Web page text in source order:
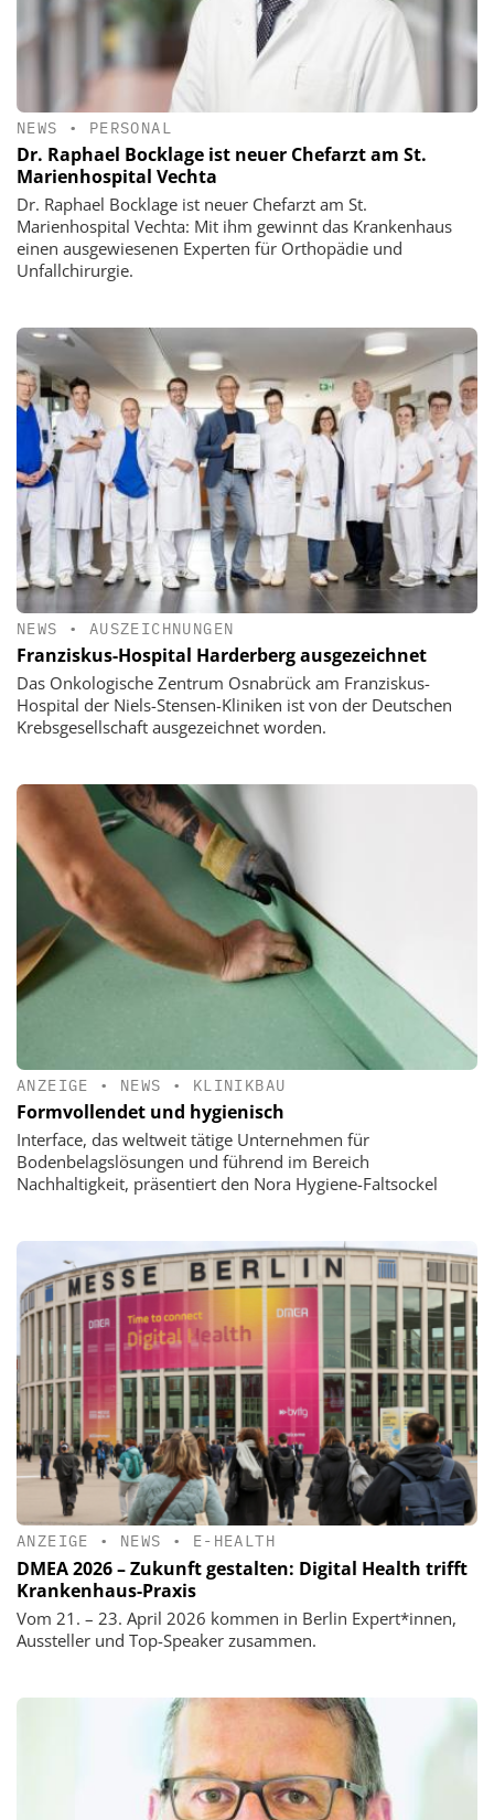
NEWS • PERSONAL
Dr. Raphael Bocklage ist neuer Chefarzt am St.
Marienhospital Vechta
Dr. Raphael Bocklage ist neuer Chefarzt am St.
Marienhospital Vechta: Mit ihm gewinnt das Krankenhaus
einen ausgewiesenen Experten für Orthopädie und
Unfallchirurgie.
NEWS • AUSZEICHNUNGEN
Franziskus-Hospital Harderberg ausgezeichnet
Das Onkologische Zentrum Osnabrück am Franziskus-
Hospital der Niels-Stensen-Kliniken ist von der Deutschen
Krebsgesellschaft ausgezeichnet worden.
ANZEIGE • NEWS • KLINIKBAU
Formvollendet und hygienisch
Interface, das weltweit tätige Unternehmen für
Bodenbelagslösungen und führend im Bereich
Nachhaltigkeit, präsentiert den Nora Hygiene-Faltsockel
ANZEIGE • NEWS • E-HEALTH
DMEA 2026 – Zukunft gestalten: Digital Health trifft
Krankenhaus-Praxis
Vom 21. – 23. April 2026 kommen in Berlin Expert*innen,
Aussteller und Top-Speaker zusammen.